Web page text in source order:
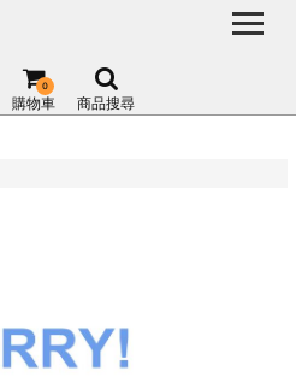
購物車
0
商品搜尋